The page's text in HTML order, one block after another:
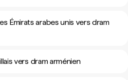
Émirats arabes unis vers dram
vers dram arménien